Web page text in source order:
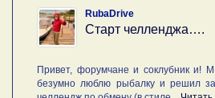
RubaDrive
Старт челленджа….
Привет, форумчане и соклубник
безумно люблю рыбалку и решил